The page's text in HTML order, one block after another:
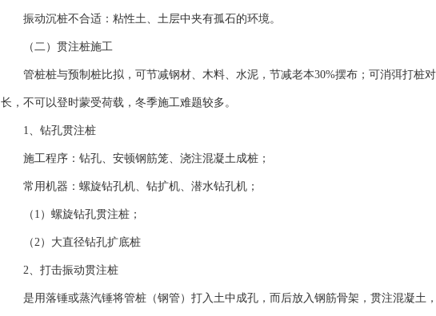
振动沉桩不合适：粘性土、土层中夹有孤石的环境。
（二）贯注桩施工
管桩桩与预制桩比拟，可节减钢材、木料、水泥，节减老本30%摆布；可消弭打桩
长，不可以登时蒙受荷载，冬季施工难题较多。
1、钻孔贯注桩
施工程序：钻孔、安顿钢筋笼、浇注混凝土成桩；
常用机器：螺旋钻孔机、钻扩机、潜水钻孔机；
（1）螺旋钻孔贯注桩；
（2）大直径钻孔扩底桩
2、打击振动贯注桩
是用落锤或蒸汽锤将管桩（钢管）打入土中成孔，而后放入钢筋骨架，贯注混凝土